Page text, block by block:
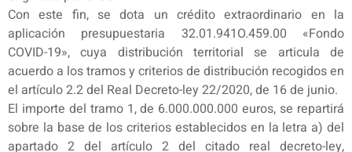
Con este fin, se dota un crédito extraordinario en la
aplicación presupuestaria 32.01.941O.459.00 «Fondo
COVID-19», cuya distribución territorial se articula de
acuerdo a los tramos y criterios de distribución recogidos en
el artículo 2.2 del Real Decreto-ley 22/2020, de 16 de junio.
El importe del tramo 1, de 6.000.000.000 euros, se repartirá
sobre la base de los criterios establecidos en la letra a) del
apartado 2 del artículo 2 del citado real decreto-ley,